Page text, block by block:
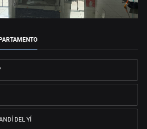
DEL YÍ